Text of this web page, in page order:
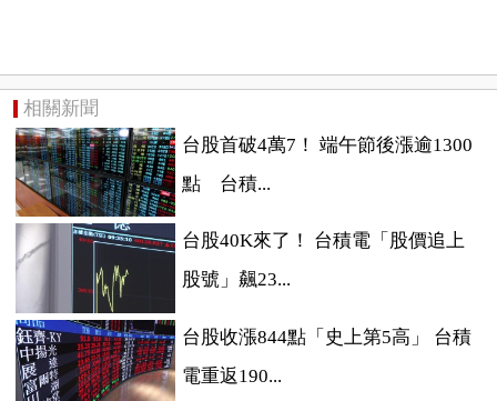
相關新聞
台股首破4萬7！ 端午節後漲逾1300
點 台積...
台股40K來了！ 台積電「股價追上
股號」飆23...
台股收漲844點「史上第5高」 台積
電重返190...